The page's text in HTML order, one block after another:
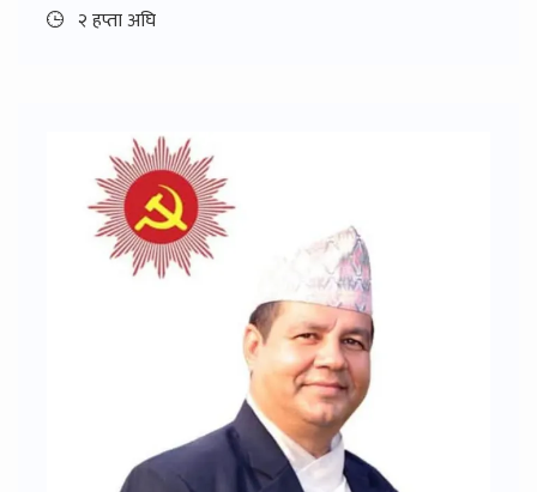
२ हप्ता अघि